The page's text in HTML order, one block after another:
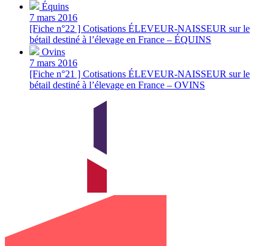
Équins
7 mars 2016
[Fiche n°22 ] Cotisations ÉLEVEUR-NAISSEUR sur le
bétail destiné à l’élevage en France – ÉQUINS
Ovins
7 mars 2016
[Fiche n°21 ] Cotisations ÉLEVEUR-NAISSEUR sur le
bétail destiné à l’élevage en France – OVINS